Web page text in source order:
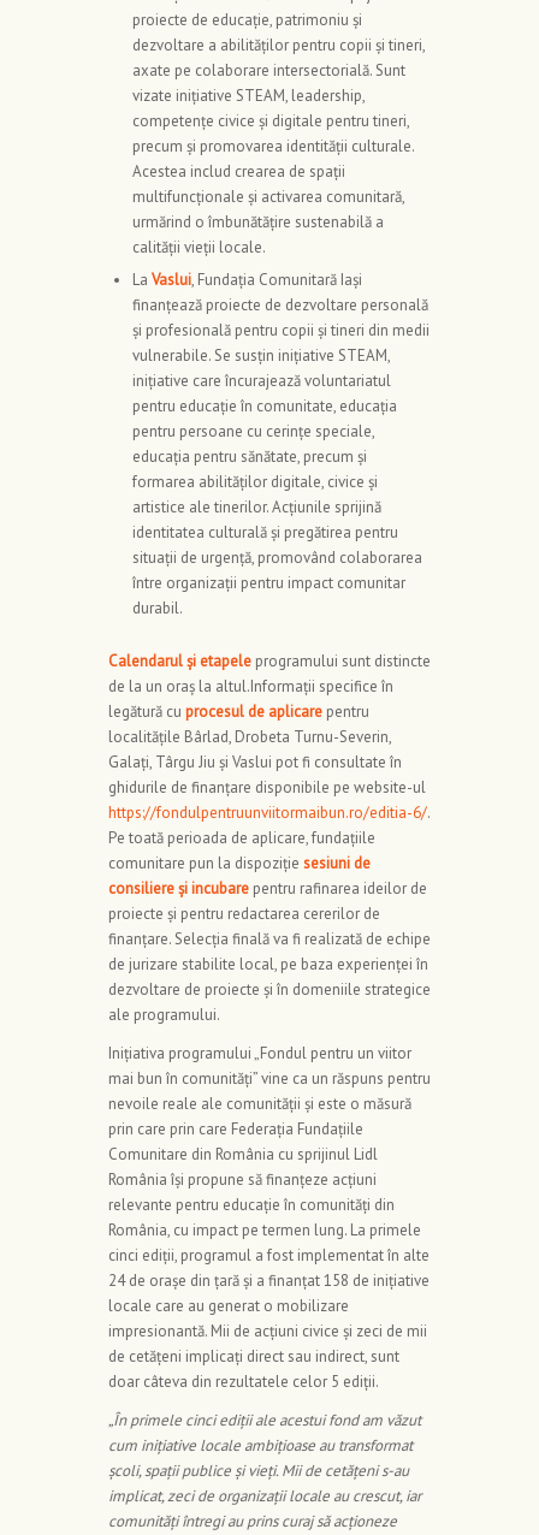
proiecte de educație, patrimoniu și
dezvoltare a abilităților pentru copii și tineri,
axate pe colaborare intersectorială. Sunt
vizate inițiative STEAM, leadership,
competențe civice și digitale pentru tineri,
precum și promovarea identității culturale.
Acestea includ crearea de spații
multifuncționale și activarea comunitară,
urmărind o îmbunătățire sustenabilă a
calității vieții locale.
La Vaslui, Fundația Comunitară Iași
finanțează proiecte de dezvoltare personală
și profesională pentru copii și tineri din medii
vulnerabile. Se susțin inițiative STEAM,
inițiative care încurajează voluntariatul
pentru educație în comunitate, educația
pentru persoane cu cerințe speciale,
educația pentru sănătate, precum și
formarea abilităților digitale, civice și
artistice ale tinerilor. Acțiunile sprijină
identitatea culturală și pregătirea pentru
situații de urgență, promovând colaborarea
între organizații pentru impact comunitar
durabil.
Calendarul și etapele programului sunt distincte
de la un oraș la altul.Informații specifice în
legătură cu procesul de aplicare pentru
localitățile Bârlad, Drobeta Turnu-Severin,
Galați, Târgu Jiu și Vaslui pot fi consultate în
ghidurile de finanțare disponibile pe website-ul
https://fondulpentruunviitormaibun.ro/editia-6/.
Pe toată perioada de aplicare, fundațiile
comunitare pun la dispoziție sesiuni de
consiliere și incubare pentru rafinarea ideilor de
proiecte și pentru redactarea cererilor de
finanțare. Selecția finală va fi realizată de echipe
de jurizare stabilite local, pe baza experienței în
dezvoltare de proiecte și în domeniile strategice
ale programului.
Inițiativa programului „Fondul pentru un viitor
mai bun în comunități” vine ca un răspuns pentru
nevoile reale ale comunității și este o măsură
prin care prin care Federația Fundațiile
Comunitare din România cu sprijinul Lidl
România își propune să finanțeze acțiuni
relevante pentru educație în comunități din
România, cu impact pe termen lung. La primele
cinci ediții, programul a fost implementat în alte
24 de orașe din țară și a finanțat 158 de inițiative
locale care au generat o mobilizare
impresionantă. Mii de acțiuni civice și zeci de mii
de cetățeni implicați direct sau indirect, sunt
doar câteva din rezultatele celor 5 ediții.
„În primele cinci ediții ale acestui fond am văzut
cum inițiative locale ambițioase au transformat
școli, spații publice și vieți. Mii de cetățeni s-au
implicat, zeci de organizații locale au crescut, iar
comunități întregi au prins curaj să acționeze